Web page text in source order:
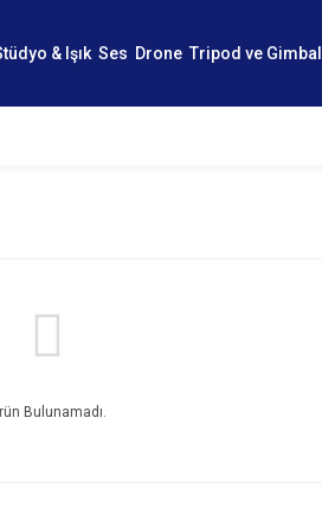
& Işık Ses Drone Tripod ve Gimbal
Bulunamadı.